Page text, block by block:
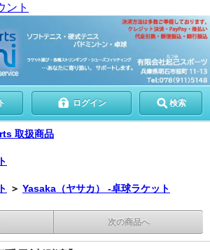
ント
ログイン 検索
取扱商品
＞ Yasaka（ヤサカ） -卓球ラケット
次の商品へ